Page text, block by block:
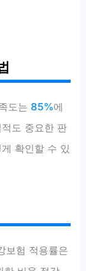
도는85%에
도 중요한 판
확인할 수 있
보험 적용률은